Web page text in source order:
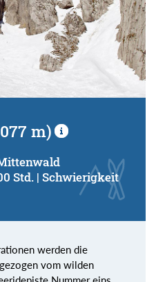
m)
Std. | Schwierigkeit
werden die
vom wilden